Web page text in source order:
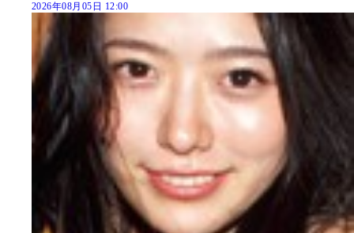
2026年08月05日 12:00